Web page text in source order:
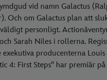
vid namn Galactus
Och om Galactus plan att
personligt.
Sarah Niles i rollerna.
producenterna Louis
4: First Steps" har premiär